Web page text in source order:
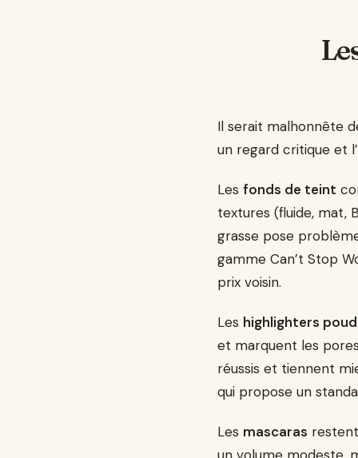
Il serait malhonnête
un regard critique et
Les fonds de teint
textures (fluide, mat,
grasse pose
gamme Can’t Stop
prix voisin.
Les highlighters
et marquent les
réussis et tiennent
qui propose un
Les mascaras